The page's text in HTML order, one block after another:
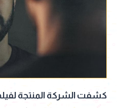
كشفت الشركة المنتجة